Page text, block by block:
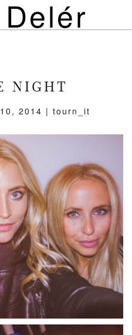
NIGHT
2014 | tourn_it